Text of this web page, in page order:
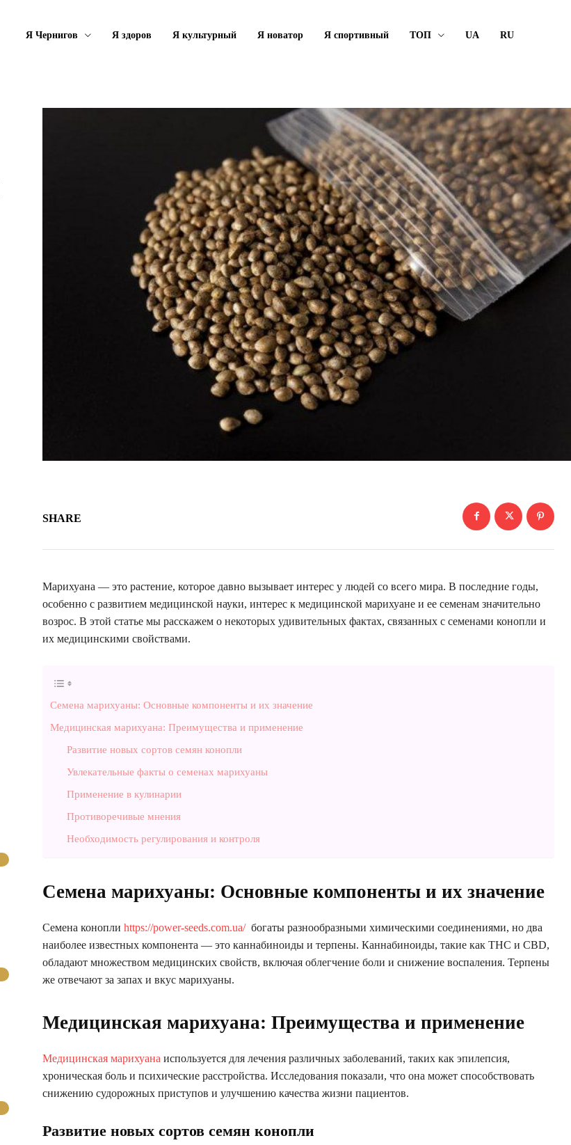
Я Чернигов Я здоров Я культурный Я новатор Я спортивный ТОП UA RU
SHARE
Марихуана — это растение, которое давно вызывает интерес у людей со всего мира. В последние годы,
особенно с развитием медицинской науки, интерес к медицинской марихуане и ее семенам значительно
возрос. В этой статье мы расскажем о некоторых удивительных фактах, связанных с семенами конопли и
их медицинскими свойствами.
Семена марихуаны: Основные компоненты и их значение
Медицинская марихуана: Преимущества и применение
Развитие новых сортов семян конопли
Увлекательные факты о семенах марихуаны
Применение в кулинарии
Противоречивые мнения
Необходимость регулирования и контроля
Семена марихуаны: Основные компоненты и их значение
Семена конопли https://power-seeds.com.ua/богаты разнообразными химическими соединениями, но два
наиболее известных компонента — это каннабиноиды и терпены. Каннабиноиды, такие как THC и CBD,
обладают множеством медицинских свойств, включая облегчение боли и снижение воспаления. Терпены
же отвечают за запах и вкус марихуаны.
Медицинская марихуана: Преимущества и применение
Медицинская марихуана используется для лечения различных заболеваний, таких как эпилепсия,
хроническая боль и психические расстройства. Исследования показали, что она может способствовать
снижению судорожных приступов и улучшению качества жизни пациентов.
Развитие новых сортов семян конопли